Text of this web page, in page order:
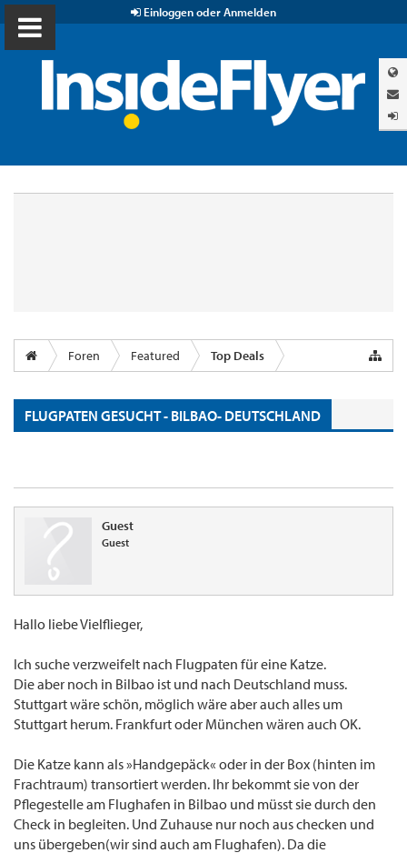
Einloggen oder Anmelden
Foren Featured Top Deals
FLUGPATEN GESUCHT - BILBAO- DEUTSCHLAND
Guest
Guest
Hallo liebe Vielflieger,
Ich suche verzweifelt nach Flugpaten für eine Katze.
Die aber noch in Bilbao ist und nach Deutschland muss.
Stuttgart wäre schön, möglich wäre aber auch alles um
Stuttgart herum. Frankfurt oder München wären auch OK.
Die Katze kann als »Handgepäck« oder in der Box (hinten im
Frachtraum) transortiert werden. Ihr bekommt sie von der
Pflegestelle am Flughafen in Bilbao und müsst sie durch den
Check in begleiten. Und Zuhause nur noch aus checken und
uns übergeben(wir sind auch am Flughafen). Da die